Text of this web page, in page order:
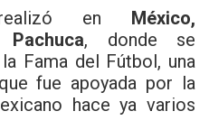
en México,
, donde se
Fama del Fútbol, una
fue apoyada por la
hace ya varios